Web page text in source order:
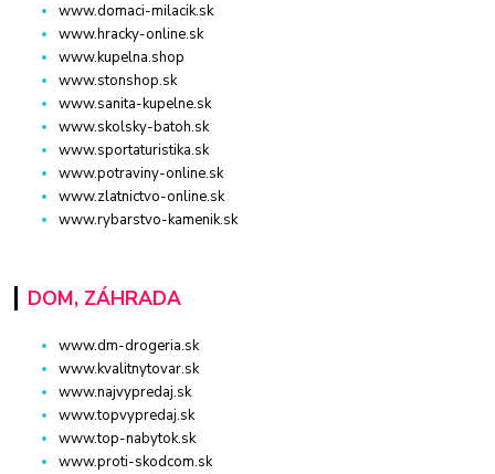
www.domaci-milacik.sk
www.hracky-online.sk
www.kupelna.shop
www.stonshop.sk
www.sanita-kupelne.sk
www.skolsky-batoh.sk
www.sportaturistika.sk
www.potraviny-online.sk
www.zlatnictvo-online.sk
www.rybarstvo-kamenik.sk
DOM, ZÁHRADA
www.dm-drogeria.sk
www.kvalitnytovar.sk
www.najvypredaj.sk
www.topvypredaj.sk
www.top-nabytok.sk
www.proti-skodcom.sk